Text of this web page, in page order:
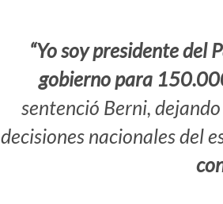
“Yo soy presidente del
gobierno para
sentenció Berni,
decisiones nacionales del